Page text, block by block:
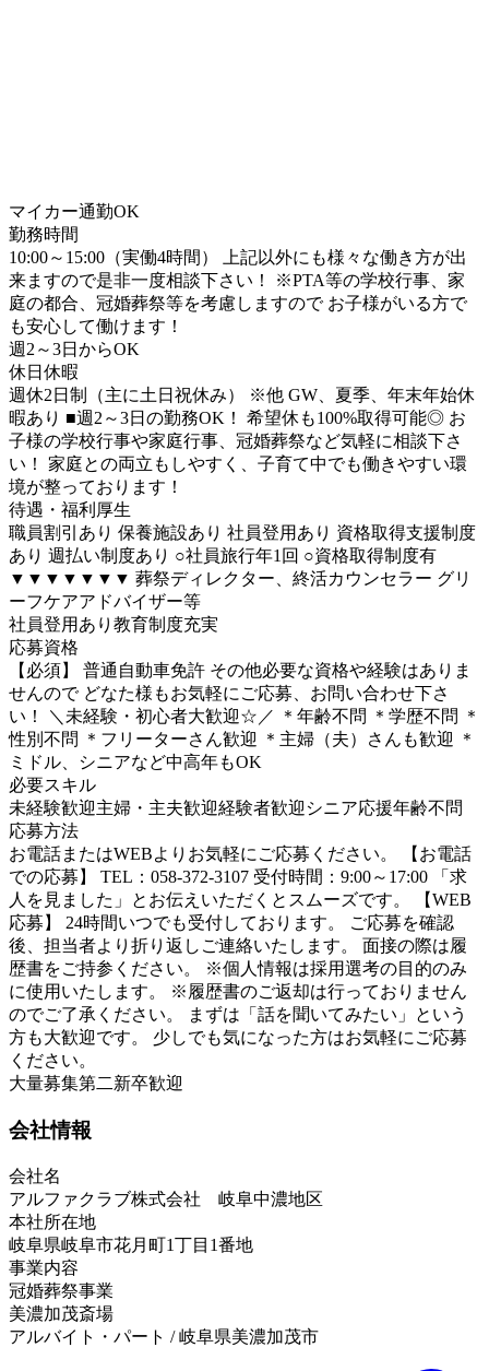
マイカー通勤OK
勤務時間
10:00～15:00（実働4時間） 上記以外にも様々な働き方が出
来ますので是非一度相談下さい！ ※PTA等の学校行事、家
庭の都合、冠婚葬祭等を考慮しますので お子様がいる方で
も安心して働けます！
週2～3日からOK
休日休暇
週休2日制（主に土日祝休み） ※他 GW、夏季、年末年始休
暇あり ■週2～3日の勤務OK！ 希望休も100%取得可能◎ お
子様の学校行事や家庭行事、冠婚葬祭など気軽に相談下さ
い！ 家庭との両立もしやすく、子育て中でも働きやすい環
境が整っております！
待遇・福利厚生
職員割引あり 保養施設あり 社員登用あり 資格取得支援制度
あり 週払い制度あり ○社員旅行年1回 ○資格取得制度有
▼▼▼▼▼▼▼ 葬祭ディレクター、終活カウンセラー グリ
ーフケアアドバイザー等
社員登用あり 教育制度充実
応募資格
【必須】 普通自動車免許 その他必要な資格や経験はありま
せんので どなた様もお気軽にご応募、お問い合わせ下さ
い！ ＼未経験・初心者大歓迎☆／ ＊年齢不問 ＊学歴不問 ＊
性別不問 ＊フリーターさん歓迎 ＊主婦（夫）さんも歓迎 ＊
ミドル、シニアなど中高年もOK
必要スキル
未経験歓迎主婦・主夫歓迎経験者歓迎 シニア応援年齢不問
応募方法
お電話またはWEBよりお気軽にご応募ください。 【お電話
での応募】 TEL：058-372-3107 受付時間：9:00～17:00 「求
人を見ました」とお伝えいただくとスムーズです。 【WEB
応募】 24時間いつでも受付しております。 ご応募を確認
後、担当者より折り返しご連絡いたします。 面接の際は履
歴書をご持参ください。 ※個人情報は採用選考の目的のみ
に使用いたします。 ※履歴書のご返却は行っておりません
のでご了承ください。 まずは「話を聞いてみたい」という
方も大歓迎です。 少しでも気になった方はお気軽にご応募
ください。
大量募集第二新卒歓迎
会社情報
会社名
アルファクラブ株式会社 岐阜中濃地区
本社所在地
岐阜県岐阜市花月町1丁目1番地
事業内容
冠婚葬祭事業
美濃加茂斎場
アルバイト・パート / 岐阜県美濃加茂市